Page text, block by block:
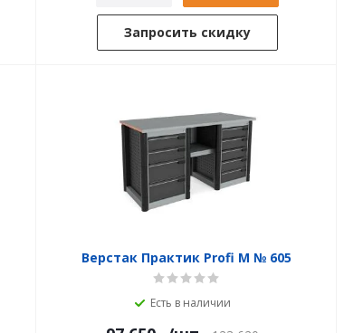
Запросить скидку
Верстак Практик Profi M № 605
Есть в наличии